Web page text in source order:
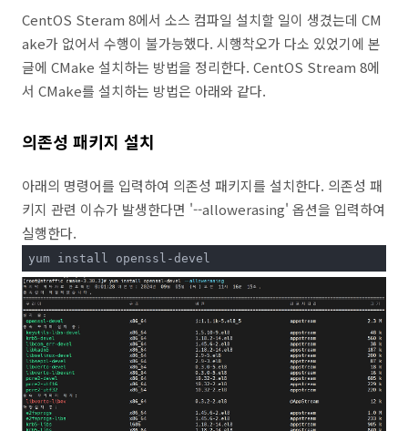
CentOS Steram 8에서 소스 컴파일 설치할 일이 생겼는데 CM
ake가 없어서 수행이 불가능했다. 시행착오가 다소 있었기에 본
글에 CMake 설치하는 방법을 정리한다. CentOS Stream 8에
서 CMake를 설치하는 방법은 아래와 같다.
의존성 패키지 설치
아래의 명령어를 입력하여 의존성 패키지를 설치한다. 의존성 패
키지 관련 이슈가 발생한다면 '--allowerasing' 옵션을 입력하여
실행한다.
yum install openssl-devel